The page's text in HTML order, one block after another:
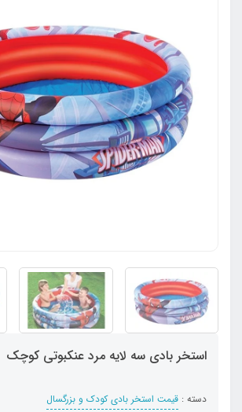
استخر بادی سه لایه مرد عنکبوتی کوچک
دسته : قیمت استخر بادی کودک و بزرگسال